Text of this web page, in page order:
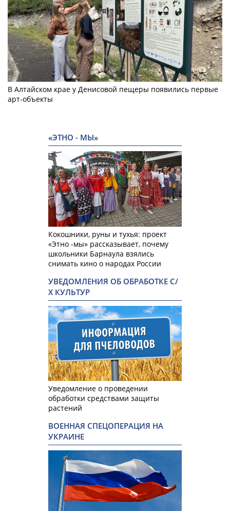
В Алтайском крае у Денисовой пещеры появились первые
арт-объекты
«ЭТНО - МЫ»
Кокошники, руны и тухья: проект
«Этно -мы» рассказывает, почему
школьники Барнаула взялись
снимать кино о народах России
УВЕДОМЛЕНИЯ ОБ ОБРАБОТКЕ С/
Х КУЛЬТУР
Уведомление о проведении
обработки средствами защиты
растений
ВОЕННАЯ СПЕЦОПЕРАЦИЯ НА
УКРАИНЕ